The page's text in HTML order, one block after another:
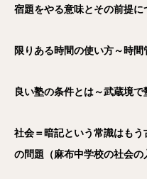
宿題をやる意味とその前提に
限りある時間の使い方～時
良い塾の条件とは～武蔵境
社会＝暗記という常識はも
の問題（麻布中学校の社会の